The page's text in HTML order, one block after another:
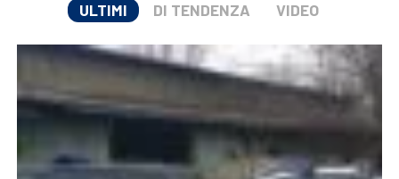
ULTIMI DI TENDENZA VIDEO